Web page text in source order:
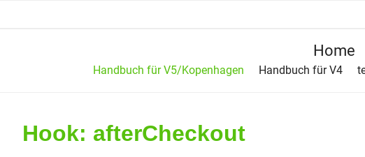
Home
Handbuch für V5/Kopenhagen Handbuch für V4
Hook: afterCheckout